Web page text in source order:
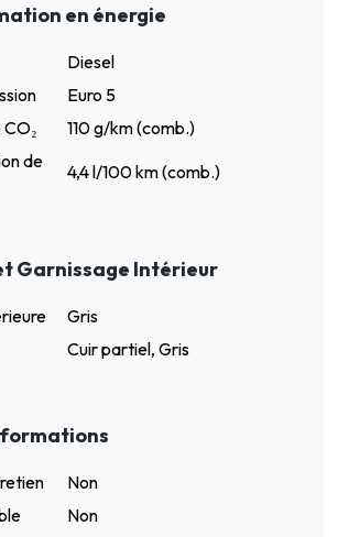
en énergie
Diesel
Euro 5
110 g/km (comb.)
de
4,4 l/100 km (comb.)
Garnissage Intérieur
Gris
Cuir partiel, Gris
Non
Non